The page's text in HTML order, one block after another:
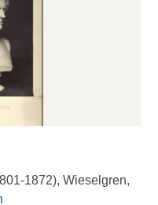
1872), Wieselgren,